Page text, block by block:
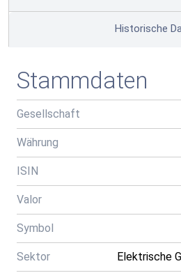
Historische
Stammdaten
Gesellschaft
Währung
ISIN
Valor
Symbol
Sektor Elektrische